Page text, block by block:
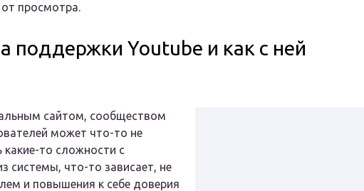
просмотра.
поддержки Youtube и как с ней
сайтом, сообществом
может что-то не
какие-то сложности с
системы, что-то зависает, не
и повышения к себе доверия